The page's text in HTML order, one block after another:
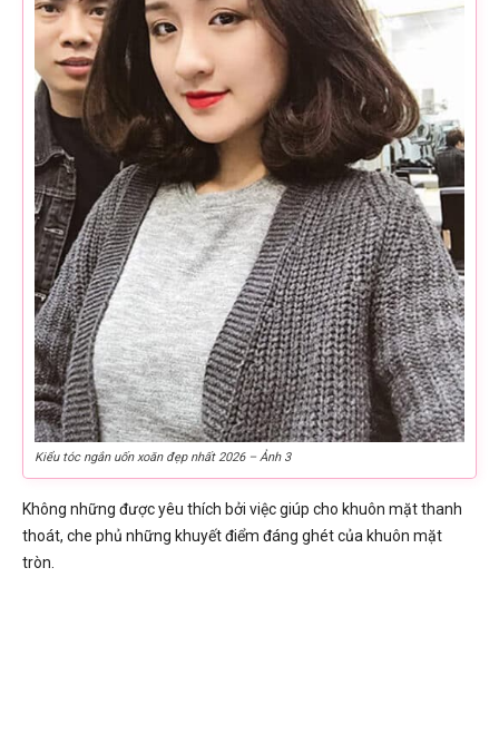
Kiểu tóc ngắn uốn xoăn đẹp nhất 2026 – Ảnh 3
Không những được yêu thích bởi việc giúp cho khuôn mặt thanh
thoát, che phủ những khuyết điểm đáng ghét của khuôn mặt
tròn.